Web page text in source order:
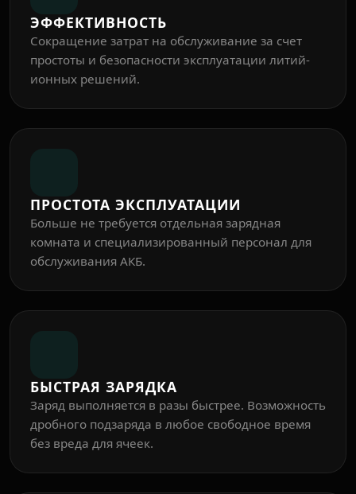
ЭФФЕКТИВНОСТЬ
Сокращение затрат на обслуживание за счет
простоты и безопасности эксплуатации литий-
ионных решений.
ПРОСТОТА ЭКСПЛУАТАЦИИ
Больше не требуется отдельная зарядная
комната и специализированный персонал для
обслуживания АКБ.
БЫСТРАЯ ЗАРЯДКА
Заряд выполняется в разы быстрее. Возможность
дробного подзаряда в любое свободное время
без вреда для ячеек.